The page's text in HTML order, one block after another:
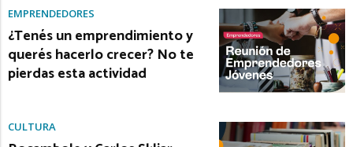
EMPRENDEDORES
¿Tenés un emprendimiento y
querés hacerlo crecer? No te
pierdas esta actividad
CULTURA